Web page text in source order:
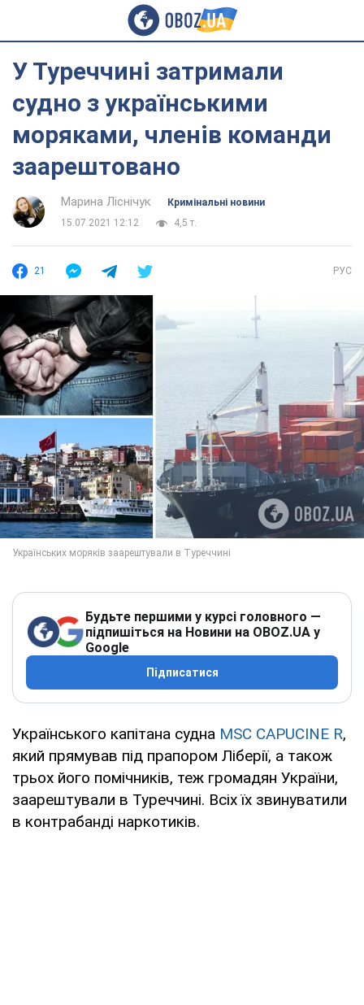
У Туреччині затримали
судно з українськими
моряками, членів команди
заарештовано
Марина Ліснічук
Кримінальні новини
15.07.2021 12:12
4,5 т.
21 РУС
Будьте першими у курсі головного —
підпишіться на Новини на OBOZ.UA у
Google
Підписатися
Українського капітана судна MSC CAPUCINE R,
який прямував під прапором Ліберії, а також
трьох його помічників, теж громадян України,
заарештували в Туреччині. Всіх їх звинуватили
в контрабанді наркотиків.